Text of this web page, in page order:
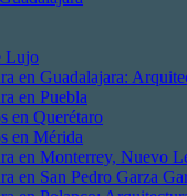
Lujo
en Guadalajara:
en Puebla
en Querétaro
en Mérida
en Monterrey, Nuevo
en San Pedro Garza